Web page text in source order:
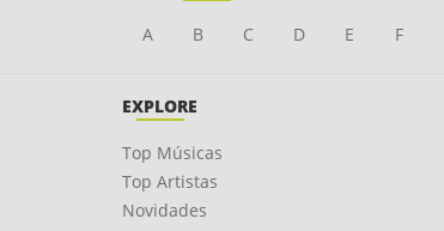
A B C D E F
EXPLORE
Top Músicas
Top Artistas
Novidades